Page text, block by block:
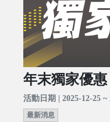
年末獨家優
活動日期 | 2025-12-25 ~
最新消息